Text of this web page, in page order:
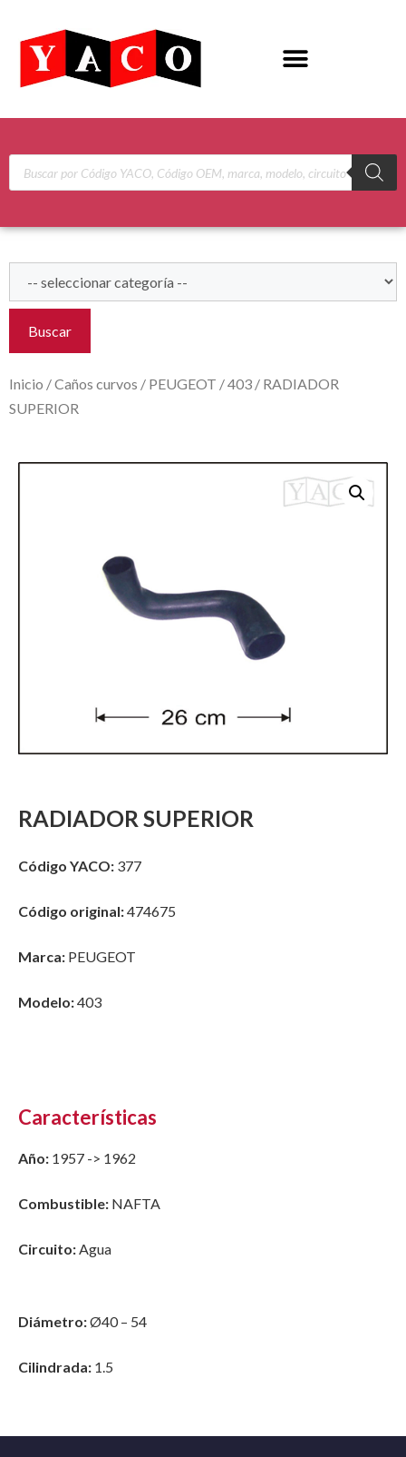
Buscar
Inicio /Caños curvos / PEUGEOT /403 / RADIADOR
SUPERIOR
RADIADOR SUPERIOR
Código YACO: 377
Código original:474675
Marca: PEUGEOT
Modelo:403
Características
Año: 1957 -> 1962
Combustible: NAFTA
Circuito:Agua
Diámetro:Ø40 – 54
Cilindrada: 1.5